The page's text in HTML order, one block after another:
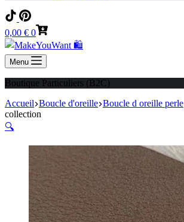
Panier
d’achat
0,00 € 0
Menu
Boutique Particuliers (B2C)
Accueil Boucle d'oreille Boucle d oreille perle
collection
🔍